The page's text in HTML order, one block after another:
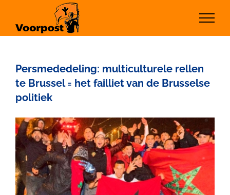
inhoud
Persmededeling: multiculturele rellen
te Brussel = het failliet van de Brusselse
politiek
Bekijk
grotere
afbeelding